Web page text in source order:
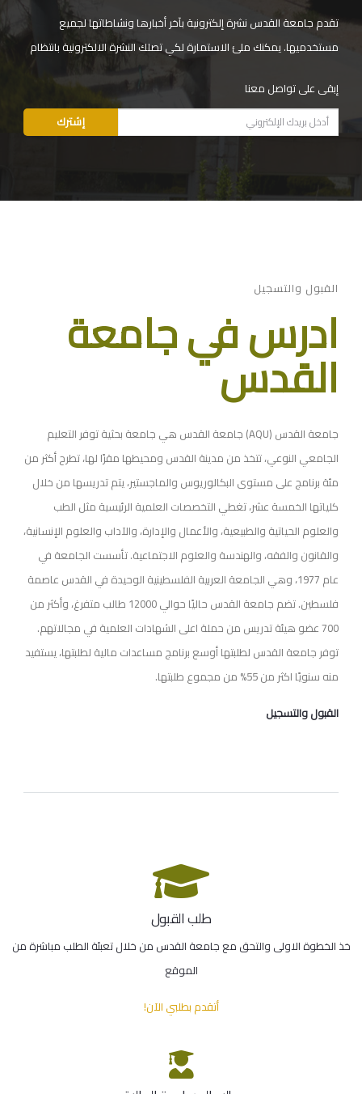
تقدم جامعة القدس نشرة إلكترونية بآخر أخبارها ونشاطاتها لجميع
مستخدميها. يمكنك ملئ الاستمارة لكي تصلك النشرة الالكترونية بانتظام
إبقى على تواصل معنا
القبول والتسجيل
ادرس في جامعة
القدس
جامعة القدس (AQU) جامعة القدس هي جامعة بحثية توفر التعليم
الجامعي النوعي، تتخذ من مدينة القدس ومحيطها مقرًا لها، تطرح أكثر من
مئة برنامج على مستوى البكالوريوس والماجستير، يتم تدريسها من خلال
كلياتها الخمسة عشر، تغطي التخصصات العلمية الرئيسية مثل الطب
والعلوم الحياتية والطبيعية، والأعمال والإدارة، والآداب والعلوم الإنسانية،
والقانون والفقه، والهندسة والعلوم الاجتماعية. تأسست الجامعة في
عام 1977، وهي الجامعة العربية الفلسطينية الوحيدة في القدس عاصمة
فلسطين. تضم جامعة القدس حاليًا حوالي 12000 طالب متفرغ، وأكثر من
700 عضو هيئة تدريس من حملة اعلى الشهادات العلمية في مجالاتهم.
توفر جامعة القدس لطلبتها أوسع برنامج مساعدات مالية لطلبتها، يستفيد
منه سنويًا اكثر من 55% من مجموع طلبتها.
القبول والتسجيل
طلب القبول
خذ الخطوة الاولى والتحق مع جامعة القدس من خلال تعبئة الطلب مباشرة من
الموقع
أتقدم بطلبي الآن!